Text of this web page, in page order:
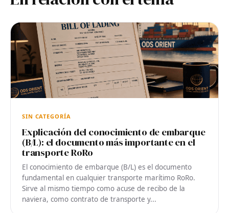
SIN CATEGORÍA
Explicación del conocimiento de embarque
(B/L): el documento más importante en el
transporte RoRo
El conocimiento de embarque (B/L) es el documento
fundamental en cualquier transporte marítimo RoRo.
Sirve al mismo tiempo como acuse de recibo de la
naviera, como contrato de transporte y...